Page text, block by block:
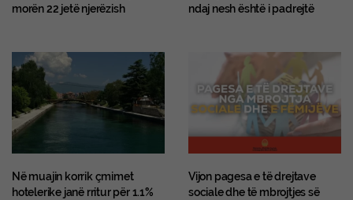
morën 22 jetë njerëzish
ndaj nesh është i padrejtë
Në muajin korrik çmimet
hotelerike janë rritur për 1.1%
Vijon pagesa e të drejtave
sociale dhe të mbrojtjes së